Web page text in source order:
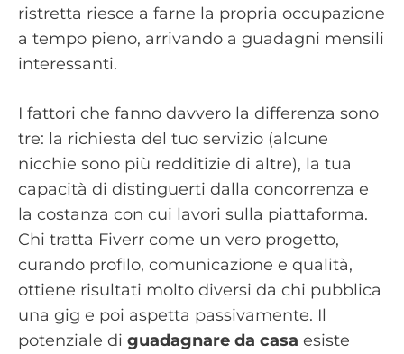
ristretta riesce a farne la propria occupazione
a tempo pieno, arrivando a guadagni mensili
interessanti.
I fattori che fanno davvero la differenza sono
tre: la richiesta del tuo servizio (alcune
nicchie sono più redditizie di altre), la tua
capacità di distinguerti dalla concorrenza e
la costanza con cui lavori sulla piattaforma.
Chi tratta Fiverr come un vero progetto,
curando profilo, comunicazione e qualità,
ottiene risultati molto diversi da chi pubblica
una gig e poi aspetta passivamente. Il
potenziale di guadagnare da casa esiste